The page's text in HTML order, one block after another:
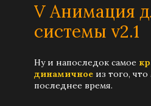
V Анимация
системы v2.1
Ну и напоследок самое
динамичное из того,
последнее время.